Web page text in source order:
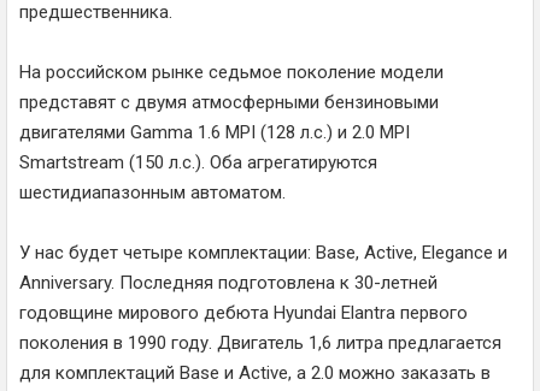
предшественника.
На российском рынке седьмое поколение модели
представят с двумя атмосферными бензиновыми
двигателями Gamma 1.6 MPI (128 л.с.) и 2.0 MPI
Smartstream (150 л.с.). Оба агрегатируются
шестидиапазонным автоматом.
У нас будет четыре комплектации: Base, Active, Elegance и
Anniversary. Последняя подготовлена к 30-летней
годовщине мирового дебюта Hyundai Elantra первого
поколения в 1990 году. Двигатель 1,6 литра предлагается
для комплектаций Base и Active, а 2.0 можно заказать в